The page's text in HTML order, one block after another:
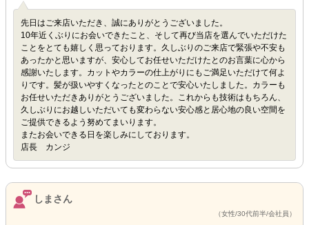
先日はご来店いただき、誠にありがとうございました。
10年近くぶりにお会いできたこと、そして再び当店を選んでいただけた
ことをとても嬉しく思っております。久しぶりのご来店で緊張や不安も
あったかと思いますが、安心してお任せいただけたとのお言葉に心から
感謝いたします。カットやカラーの仕上がりにもご満足いただけて何よ
りです。髪が扱いやすくなったとのことで安心いたしました。カラーも
お任せいただきありがとうございました。これからも技術はもちろん、
久しぶりにお越しいただいても変わらない安心感と居心地の良い空間を
ご提供できるよう努めてまいります。
またお会いできる日を楽しみにしております。
店長 カンジ
しまさん
（女性/30代前半/会社員）